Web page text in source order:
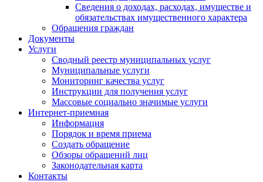
Сведения о доходах, расходах, имуществе и
обязательствах имущественного характера
Обращения граждан
Документы
Услуги
Сводный реестр муниципальных услуг
Муниципальные услуги
Мониторинг качества услуг
Инструкции для получения услуг
Массовые социально значимые услуги
Интернет-приемная
Информация
Порядок и время приема
Создать обращение
Обзоры обращений лиц
Законодательная карта
Контакты